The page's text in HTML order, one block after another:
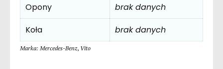
Opony
brak danych
Koła
brak danych
Marka: Mercedes-Benz, Vito